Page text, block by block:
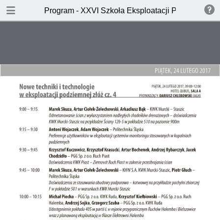
Program - XXVI Szkoła Eksploatacji Podziemnej
DOWNLOAD PDF
Okładka
Środa 22 lutego 2017
Sesja plenarna:
Restrukturyzacja ponad
Sesja plenarna: Kopalnia
Czwartek 23 lutego 2017
Sesja laureatów konkursu im. B.
Krypińskiego - edycja 2016
Piątek 24 lutego 2017
Nowe techniki i technologie w
Komunikaty